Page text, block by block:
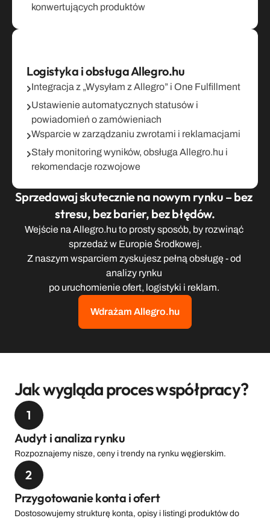
konwertujących produktów
Logistyka i obsługa Allegro.hu
Integracja z „Wysyłam z Allegro” i One Fulfillment
Ustawienie automatycznych statusów i
powiadomień o zamówieniach
Wsparcie w zarządzaniu zwrotami i reklamacjami
Stały monitoring wyników, obsługa Allegro.hu i
rekomendacje rozwojowe
Sprzedawaj skutecznie na nowym rynku – bez
stresu, bez barier, bez błędów.
Wejście na Allegro.hu to prosty sposób, by rozwinąć
sprzedaż w Europie Środkowej.
Z naszym wsparciem zyskujesz pełną obsługę - od
analizy rynku
po uruchomienie ofert, logistyki i reklam.
Wdrażam Allegro.hu
Jak wygląda proces współpracy?
1
Audyt i analiza rynku
Rozpoznajemy nisze, ceny i trendy na rynku węgierskim.
2
Przygotowanie konta i ofert
Dostosowujemy strukturę konta, opisy i listingi produktów do